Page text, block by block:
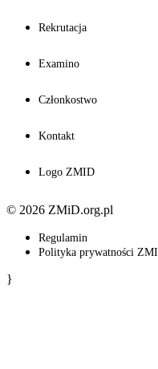
Rekrutacja
Examino
Członkostwo
Kontakt
Logo ZMID
© 2026 ZMiD.org.pl
Regulamin
Polityka prywatności
}